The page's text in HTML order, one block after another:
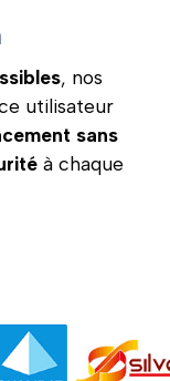
, nos
utilisateur
sans
à chaque